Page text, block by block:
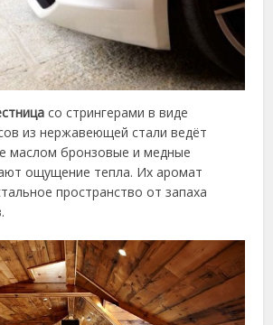
со стрингерами в виде
из нержавеющей стали ведёт
маслом бронзовые и медные
ощущение тепла. Их аромат
пространство от запаха